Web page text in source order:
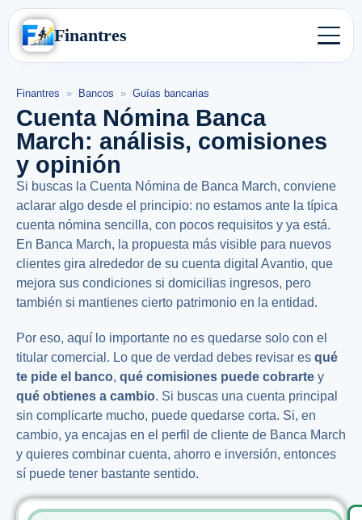
Finantres
Finantres » Bancos » Guías bancarias
Cuenta Nómina Banca
March: análisis, comisiones
y opinión
Si buscas la Cuenta Nómina de Banca March, conviene
aclarar algo desde el principio: no estamos ante la típica
cuenta nómina sencilla, con pocos requisitos y ya está.
En Banca March, la propuesta más visible para nuevos
clientes gira alrededor de su cuenta digital Avantio, que
mejora sus condiciones si domicilias ingresos, pero
también si mantienes cierto patrimonio en la entidad.
Por eso, aquí lo importante no es quedarse solo con el
titular comercial. Lo que de verdad debes revisar es qué
te pide el banco, qué comisiones puede cobrarte y
qué obtienes a cambio. Si buscas una cuenta principal
sin complicarte mucho, puede quedarse corta. Si, en
cambio, ya encajas en el perfil de cliente de Banca March
y quieres combinar cuenta, ahorro e inversión, entonces
sí puede tener bastante sentido.